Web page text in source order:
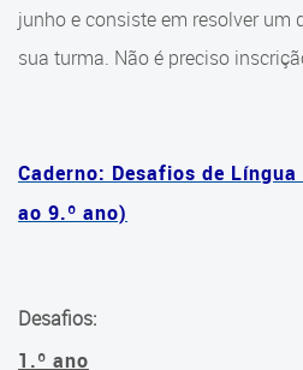
Portal do Servidor
Materiais Pedagógicos
Propostas on-line
Seminário Currículo 2023
Jogo de Percurso - Curitiba:
Cadernos Pedagógicos
junho e consiste em resolver um
sua turma. Não é preciso
Caderno: Desafios de
ao 9.º ano)
Desafios:
1.º ano